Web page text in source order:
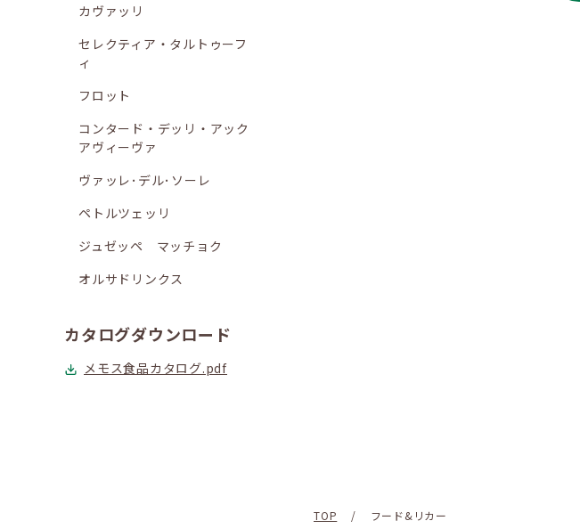
カヴァッリ
セレクティア・タルトゥーフ
ィ
フロット
コンタード・デッリ・アック
アヴィーヴァ
ヴァッレ･デル･ソーレ
ペトルツェッリ
ジュゼッペ マッチョク
オルサドリンクス
カタログダウンロード
メモス食品カタログ.pdf
TOP / フード&リカー